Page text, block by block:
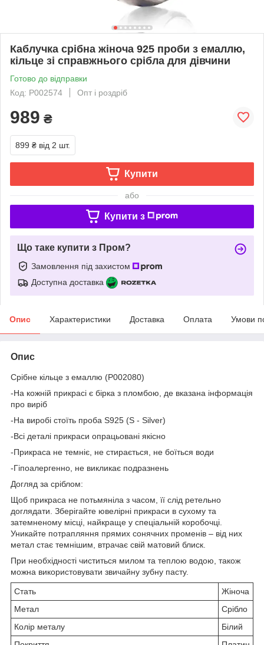
Каблучка срібна жіноча 925 проби з емаллю,
кільце зі справжнього срібла для дівчини
Готово до відправки
Код: P002574
Опт і роздріб
989 ₴
899 ₴ від 2 шт.
Купити
або
Купити з
Що таке купити з Пром?
Замовлення під захистом
Доступна доставка
Опис Характеристики Доставка Оплата Умови
Опис
Срібне кільце з емаллю (P002080)
-На кожній прикрасі є бірка з пломбою, де вказана інформація
про виріб
-На виробі стоїть проба S925 (S - Silver)
-Всі деталі прикраси опрацьовані якісно
-Прикраса не темніє, не стирається, не боїться води
-Гіпоалергенно, не викликає подразнень
Догляд за сріблом:
Щоб прикраса не потьмяніла з часом, її слід ретельно
доглядати. Зберігайте ювелірні прикраси в сухому та
затемненому місці, найкраще у спеціальній коробочці.
Уникайте потрапляння прямих сонячних променів – від них
метал стає темнішим, втрачає свій матовий блиск.
При необхідності чиститься милом та теплою водою, також
можна використовувати звичайну зубну пасту.
Стать
Жіноча
Метал
Срібло
Колір металу
Білий